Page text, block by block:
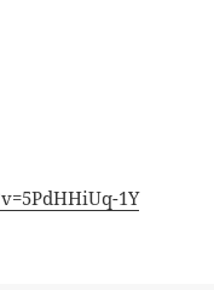
1Y